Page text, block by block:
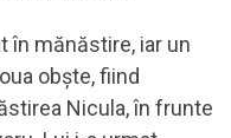
în mănăstire, iar un
obște, fiind
Nicula, în frunte